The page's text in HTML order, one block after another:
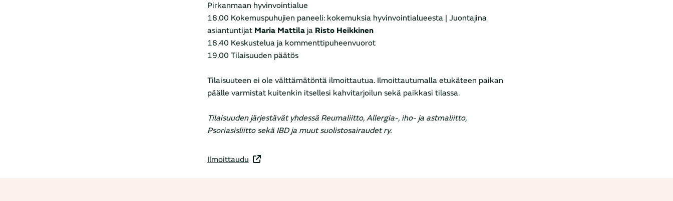
Pirkanmaan hyvinvointialue
18.00 Kokemuspuhujien paneeli: kokemuksia hyvinvointialueesta | Juontajina
asiantuntijat Maria Mattila ja Risto Heikkinen
18.40 Keskustelua ja kommenttipuheenvuorot
19.00 Tilaisuuden päätös
Tilaisuuteen ei ole välttämätöntä ilmoittautua. Ilmoittautumalla etukäteen paikan
päälle varmistat kuitenkin itsellesi kahvitarjoilun sekä paikkasi tilassa.
Tilaisuuden järjestävät yhdessä Reumaliitto, Allergia-, iho- ja astmaliitto,
Psoriasisliitto sekä IBD ja muut suolistosairaudet ry.
Ilmoittaudu